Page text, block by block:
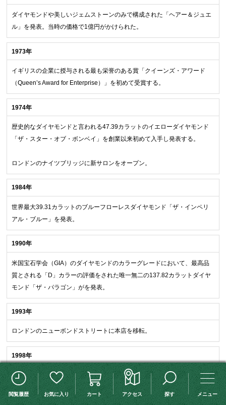
ダイヤモンドや美しいジェムストーンのみで構成された「ヘアー＆ジュエ
ル」を発表。当時の価格で1億円がかけられた。
1973年
イギリスの企業に授与される最も栄誉のある賞「クイーンズ・アワード
（Queen’s Award for Enterprise）」を初めて受賞する。
1974年
歴史的なダイヤモンドと言われる47.39カラットのイエローダイヤモンド
「ザ・スター・オブ・ボンベイ」を創業以来初めて入手し発表する。
ロンドンのナイツブリッジに新サロンをオープン。
1984年
世界最大39.31カラットのブルーフローレスダイヤモンド「ザ・インペリ
アル・ブルー」を発表。
1990年
米国宝石学会（GIA）のダイヤモンドのカラーグレードにおいて、最高品
質とされる「D」カラーの評価をされた唯一無二の137.82カラットダイヤ
モンド「ザ・パラゴン」がを発表。
1993年
ロンドンのニューボンドストリートに本店を移転。
1998年
ダイヤモンドの原石を入手するために南アフリカの会社を買収。
2000年
閲覧履歴 お気に入り カート アクセス 探す メニュー
この検索条件を保存する 検索条件変更